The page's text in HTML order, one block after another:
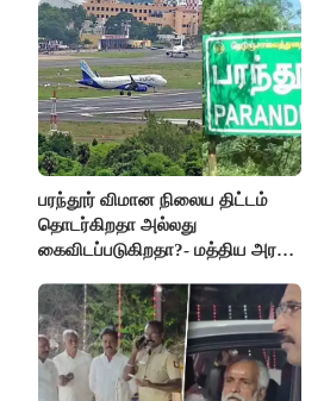
பரந்தூர் விமான நிலைய திட்டம்
தொடர்கிறதா அல்லது
கைவிடப்படுகிறதா?- மத்திய அரசு